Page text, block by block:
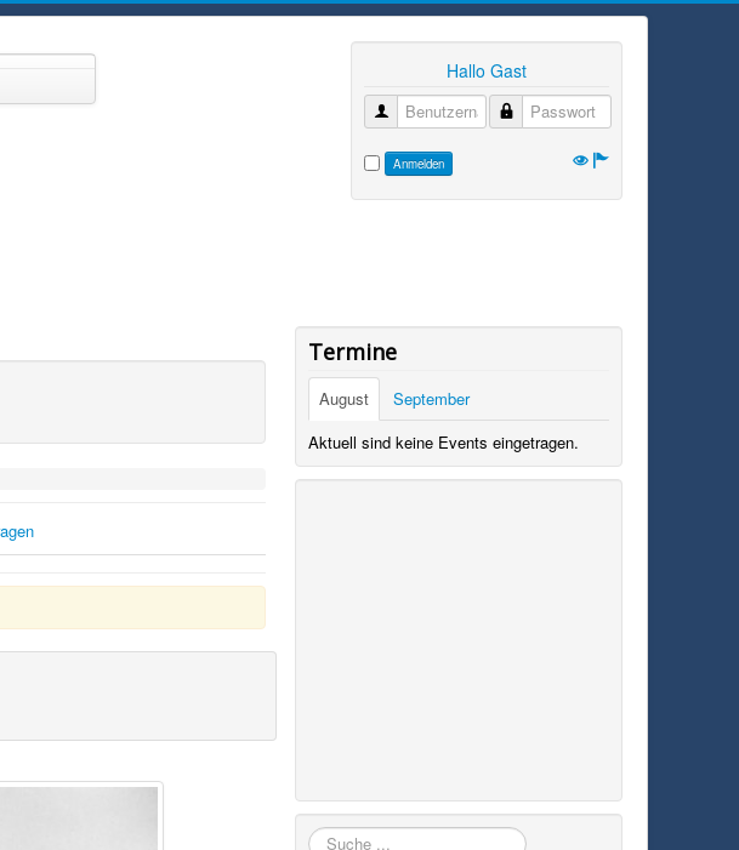
Hallo Gast
Benutzername
Passwort
Anmelden
Termine
August
September
Aktuell sind keine Events eingetragen.
Suchen